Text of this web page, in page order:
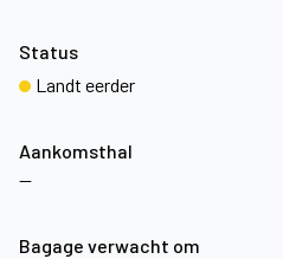
Aankomsthal
—
Bagage verwacht om
Status
Landt eerder